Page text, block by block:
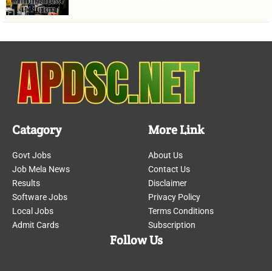
Catagory
Govt Jobs
Job Mela News
Results
Software Jobs
Local Jobs
Admit Cards
More Link
About Us
Contact Us
Disclaimer
Privacy Policy
Terms Conditions
Subscription
Follow Us